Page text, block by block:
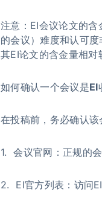
注意：EI会议论文的
的会议）难度和认可
其EI论文的含金量相对
如何确认一个会议是EI
在投稿前，务必确认该
1. 会议官网：正规的
2. EI官方列表：访问